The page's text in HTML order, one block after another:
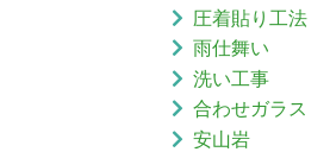
圧着貼り工法
雨仕舞い
洗い工事
合わせガラス
安山岩